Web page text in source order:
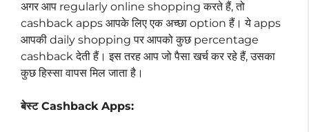
अगर आप regularly online shopping करते हैं, तो
cashback apps आपके लिए एक अच्छा option हैं। ये apps
आपकी daily shopping पर आपको कुछ percentage
cashback देती हैं। इस तरह आप जो पैसा खर्च कर रहे हैं, उसका
कुछ हिस्सा वापस मिल जाता है।
बेस्ट Cashback Apps: